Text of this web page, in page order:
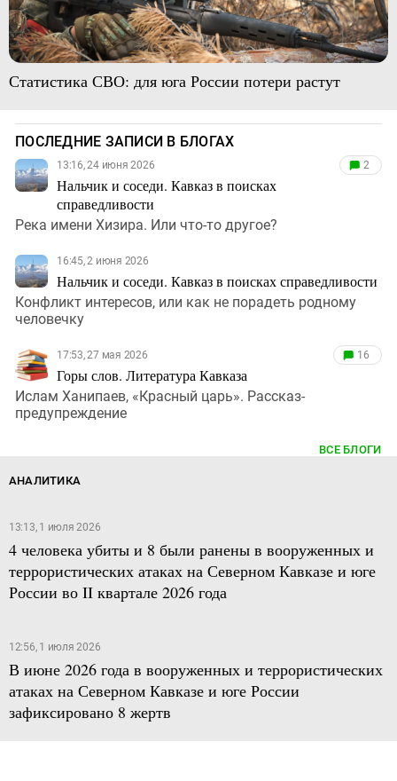
Статистика СВО: для юга России потери растут
ПОСЛЕДНИЕ ЗАПИСИ В БЛОГАХ
13:16, 24 июня 2026
Нальчик и соседи. Кавказ в поисках
справедливости
2
Река имени Хизира. Или что-то другое?
16:45, 2 июня 2026
Нальчик и соседи. Кавказ в поисках справедливости
Конфликт интересов, или как не порадеть родному
человечку
17:53, 27 мая 2026
Горы слов. Литература Кавказа
16
Ислам Ханипаев, «Красный царь». Рассказ-
предупреждение
ВСЕ БЛОГИ
АНАЛИТИКА
13:13, 1 июля 2026
4 человека убиты и 8 были ранены в вооруженных и
террористических атаках на Северном Кавказе и юге
России во II квартале 2026 года
12:56, 1 июля 2026
В июне 2026 года в вооруженных и террористических
атаках на Северном Кавказе и юге России
зафиксировано 8 жертв